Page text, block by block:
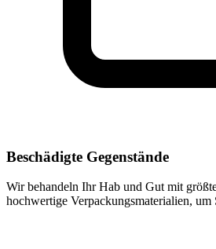
Beschädigte Gegenstände
Wir behandeln Ihr Hab und Gut mit
hochwertige Verpackungsmaterialien, um